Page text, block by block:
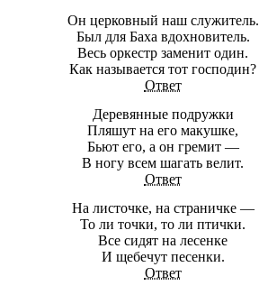
Он церковный наш служитель.
Был для Баха вдохновитель.
Весь оркестр заменит один.
Как называется тот господин?
Ответ
Деревянные подружки
Пляшут на его макушке,
Бьют его, а он гремит —
В ногу всем шагать велит.
Ответ
На листочке, на страничке —
То ли точки, то ли птички.
Все сидят на лесенке
И щебечут песенки.
Ответ